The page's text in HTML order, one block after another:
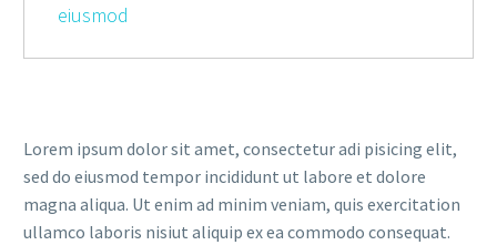
eiusmod
Lorem ipsum dolor sit amet, consectetur adi pisicing elit,
sed do eiusmod tempor incididunt ut labore et dolore
magna aliqua. Ut enim ad minim veniam, quis exercitation
ullamco laboris nisiut aliquip ex ea commodo consequat.